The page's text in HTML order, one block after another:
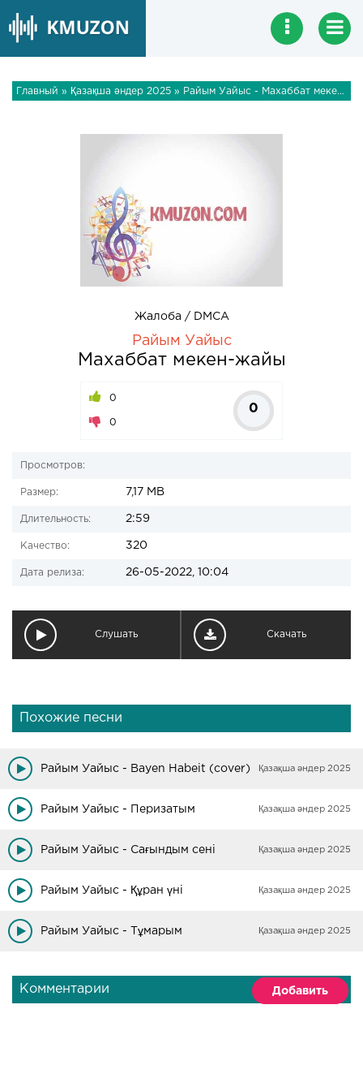
Главный » Қазақша әндер 2025 » Райым Уайыс - Махаббат мекен-жайы
Жалоба / DMCA
Райым Уайыс
Махаббат мекен-жайы
0
0
0
Просмотров:
Размер: 7,17 MB
Длительность: 2:59
Качество: 320
Дата релиза: 26-05-2022, 10:04
Слушать Скачать
Похожие песни
Райым Уайыс - Bayen Habeit (cover) Қазақша әндер 2025
Райым Уайыс - Перизатым Қазақша әндер 2025
Райым Уайыс - Сағындым сені Қазақша әндер 2025
Райым Уайыс - Құран үні Қазақша әндер 2025
Райым Уайыс - Тұмарым Қазақша әндер 2025
Комментарии Добавить